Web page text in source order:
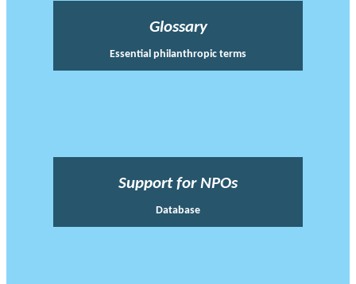
Glossary
Essential philanthropic terms
Support for NPOs
Database